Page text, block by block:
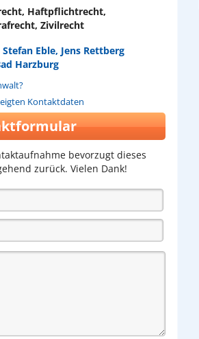
Haftpflichtrecht,
Zivilrecht
Eble, Jens Rettberg
Harzburg
Kontaktdaten
bevorzugt dieses
zurück. Vielen Dank!